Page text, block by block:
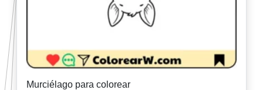
Murciélago para colorear